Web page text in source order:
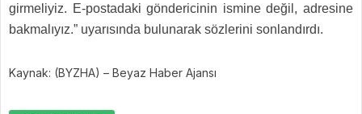
girmeliyiz. E-postadaki göndericinin ismine değil, adresine
bakmalıyız.” uyarısında bulunarak sözlerini sonlandırdı.
Kaynak: (BYZHA) – Beyaz Haber Ajansı